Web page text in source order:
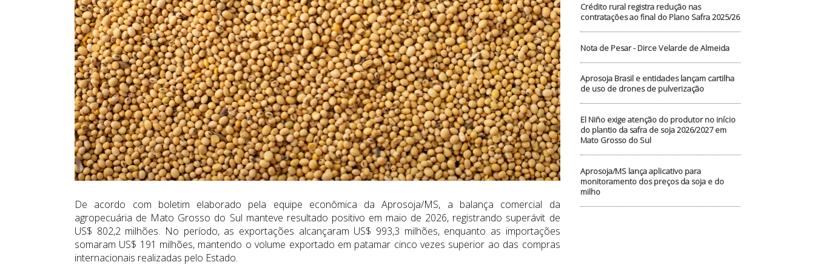
Crédito rural registra redução nas
contratações ao final do Plano Safra 2025/26
Nota de Pesar - Dirce Velarde de Almeida
Aprosoja Brasil e entidades lançam cartilha
de uso de drones de pulverização
El Niño exige atenção do produtor no início
do plantio da safra de soja 2026/2027 em
Mato Grosso do Sul
Aprosoja/MS lança aplicativo para
monitoramento dos preços da soja e do
milho
De acordo com boletim elaborado pela equipe econômica da Aprosoja/MS, a balança comercial da
agropecuária de Mato Grosso do Sul manteve resultado positivo em maio de 2026, registrando superávit de
US$ 802,2 milhões. No período, as exportações alcançaram US$ 993,3 milhões, enquanto as importações
somaram US$ 191 milhões, mantendo o volume exportado em patamar cinco vezes superior ao das compras
internacionais realizadas pelo Estado.